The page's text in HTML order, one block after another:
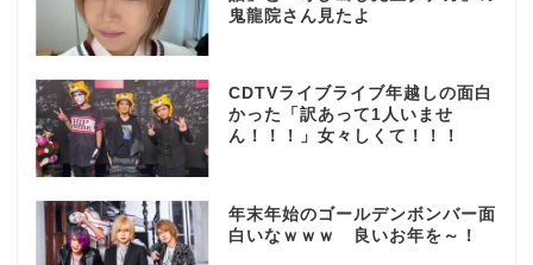
鬼龍院さん見たよ
CDTVライブライブ年越しの面白
かった「訳あって1人いませ
ん！！！」女々しくて！！！
年末年始のゴールデンボンバー面
白いなｗｗｗ 良いお年を～！